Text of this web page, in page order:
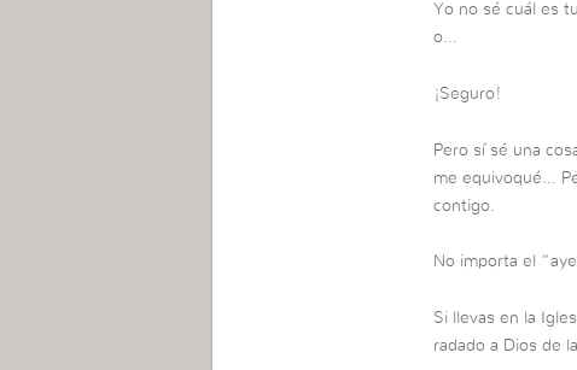
Yo no sé cuál es
o…
¡Seguro!
Pero sí sé una
me equivoqué…
contigo.
No importa el
Si llevas en la
radado a Dios de